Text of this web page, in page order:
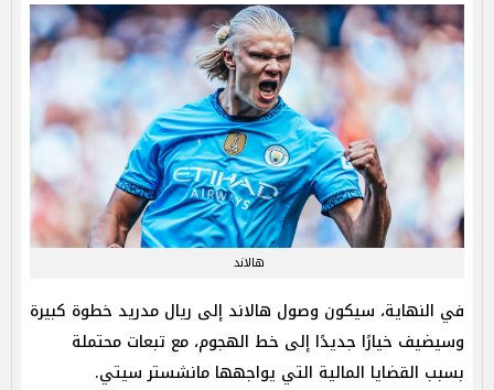
هالاند
في النهاية، سيكون وصول هالاند إلى ريال مدريد خطوة كبيرة
وسيضيف خيارًا جديدًا إلى خط الهجوم، مع تبعات محتملة
بسبب القضايا المالية التي يواجهها مانشستر سيتي.